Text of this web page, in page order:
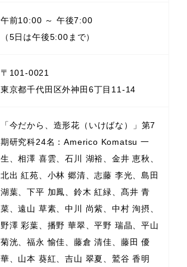
午前10:00 ～ 午後7:00
（5日は午後5:00まで）
〒101-0021
東京都千代田区外神田6丁目11-14
「今だから、造形花（いけばな）」第7
期研究科24名：Americo Komatsu 一
生、相澤 喜雲、石川 湖裕、金井 恵秋、
北出 紅苑、小林 郷清、志藤 李光、島田
湖葉、下平 加鳳、鈴木 紅緑、髙井 青
菜、遠山 草素、中川 尚紫、中村 洵摂、
野澤 彩葉、播野 華翠、平野 瑞晶、平山
菊洸、福永 愉佳、藤倉 清佳、藤田 優
華、山本 葵紅、吉山 翠夏、鷲谷 香明